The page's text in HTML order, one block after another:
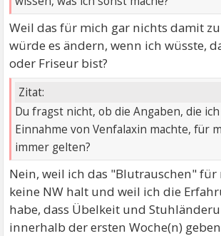
Weil das für mich gar nichts damit
würde es ändern, wenn ich wüsste,
oder Friseur bist?
Zitat:
Du fragst nicht, ob die Angaben, die
Einnahme von Venfalaxin machte, für
immer gelten?
Nein, weil ich das "Blutrauschen"
keine NW halt und weil ich die
habe, dass Übelkeit und
innerhalb der ersten Woche(n)